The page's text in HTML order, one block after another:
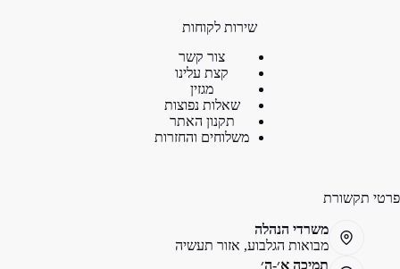
שירות לקוחות
צור קשר
קצת עלינו
מגזין
שאלות נפוצות
תקנון האתר
משלוחים והחזרות
פרטי תקשורת
משרדי הנהלה
מבואות הגלבוע, אזור תעשיה
תמיכה א׳-ה׳